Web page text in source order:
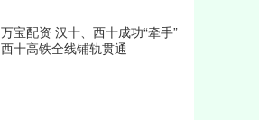
万宝配资 汉十、西十成功“牵手”
西十高铁全线铺轨贯通